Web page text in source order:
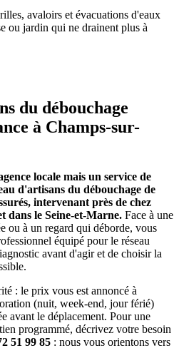
avaloirs et évacuations d'eaux
ou jardin qui ne drainent plus à
du débouchage
à Champs-sur-
locale mais un service de
d'artisans du débouchage de
intervenant près de chez
dans le Seine-et-Marne. Face à une
ou à un regard qui déborde, vous
équipé pour le réseau
avant d'agir et de choisir la
: le prix vous est annoncé à
(nuit, week-end, jour férié)
avant le déplacement. Pour une
programmé, décrivez votre besoin
51 99 85 : nous vous orientons vers